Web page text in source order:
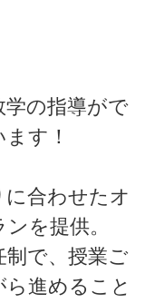
の指導がで
す！
合わせたオ
を提供。
制で、授業ご
進めること